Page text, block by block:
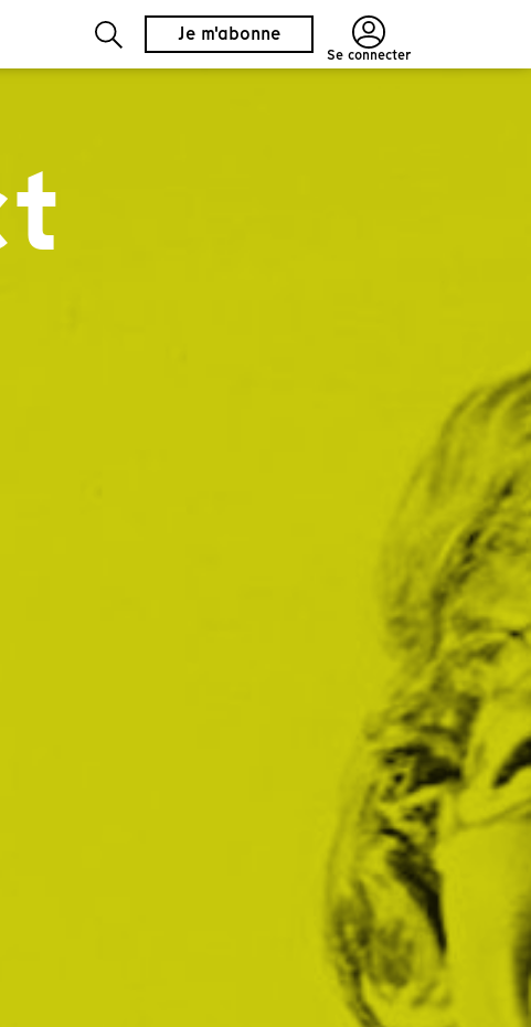
Je m'abonne
Se connecter